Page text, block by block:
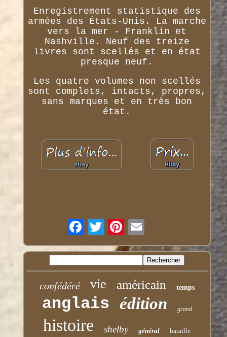
Enregistrement statistique des
armées des États-Unis. La marche
vers la mer - Franklin et
Nashville. Neuf des treize
livres sont scellés et en état
presque neuf.
Les quatre volumes non scellés
sont complets, intacts, propres,
sans marques et en très bon
état.
confédéré vie américain temps
anglais édition grand
histoire shelby général bataille